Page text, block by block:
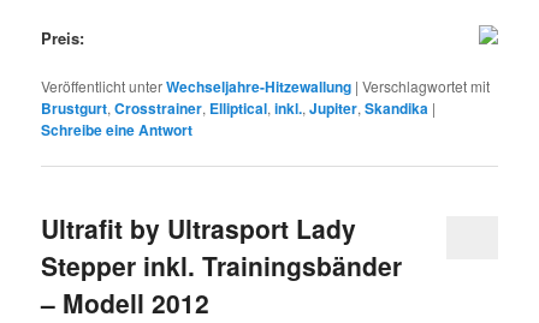
Preis:
Veröffentlicht unterWechseljahre-Hitzewallung |Verschlagwortet mit
Brustgurt,Crosstrainer, Elliptical,inkl.,Jupiter,Skandika |
Schreibe eine Antwort
Ultrafit by Ultrasport Lady
Stepper inkl. Trainingsbänder
– Modell 2012